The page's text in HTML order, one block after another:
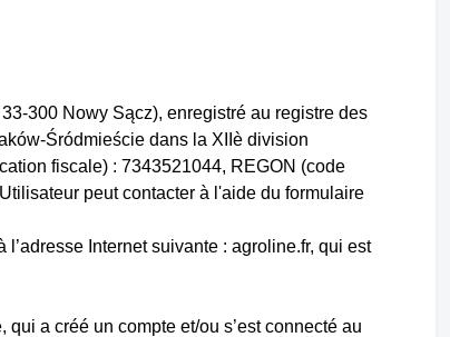
300 Nowy Sącz), enregistré au registre des
Śródmieście dans la XIIè division
fiscale) : 7343521044, REGON (code
peut contacter à l'aide du formulaire
Internet suivante : agroline.fr, qui est
a créé un compte et/ou s’est connecté au